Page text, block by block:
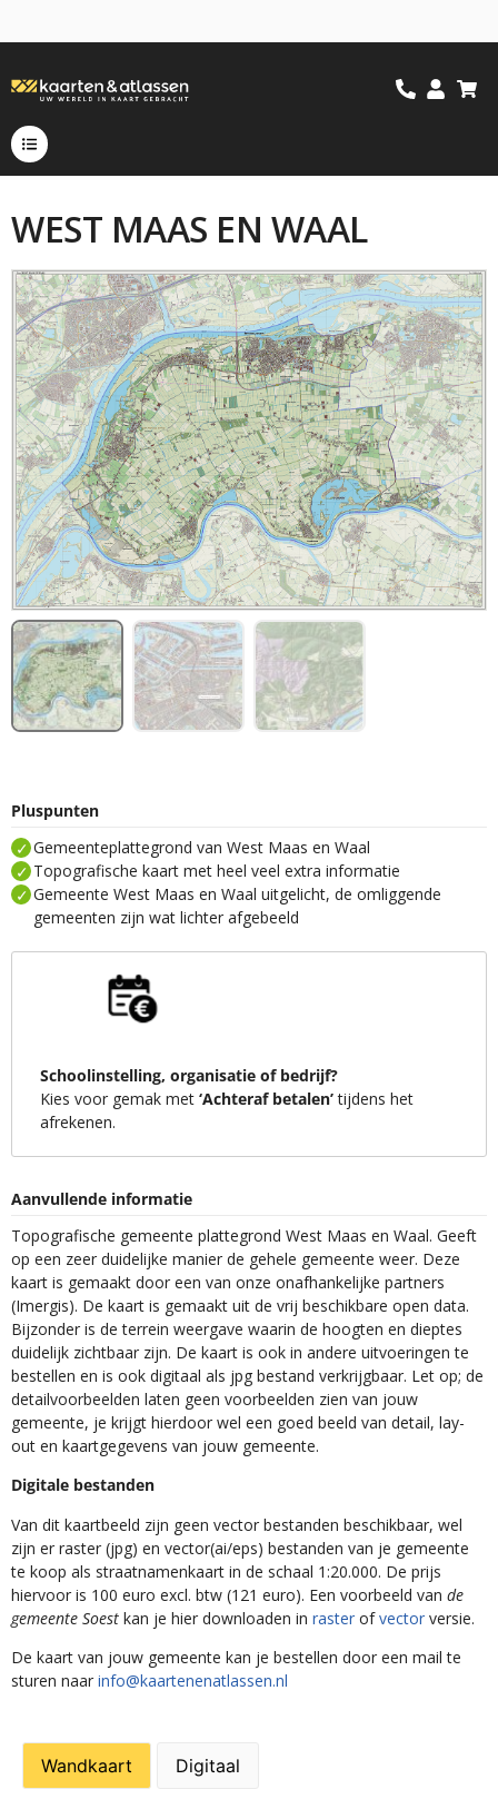
WEST MAAS EN WAAL
Pluspunten
Gemeenteplattegrond van West Maas en Waal
Topografische kaart met heel veel extra informatie
Gemeente West Maas en Waal uitgelicht, de omliggende
gemeenten zijn wat lichter afgebeeld
Schoolinstelling, organisatie of bedrijf?
Kies voor gemak met ‘Achteraf betalen’tijdens het
afrekenen.
Aanvullende informatie
Topografische gemeente plattegrond West Maas en Waal. Geeft
op een zeer duidelijke manier de gehele gemeente weer. Deze
kaart is gemaakt door een van onze onafhankelijke partners
(Imergis). De kaart is gemaakt uit de vrij beschikbare open data.
Bijzonder is de terrein weergave waarin de hoogten en dieptes
duidelijk zichtbaar zijn. De kaart is ook in andere uitvoeringen te
bestellen en is ook digitaal als jpg bestand verkrijgbaar. Let op; de
detailvoorbeelden laten geen voorbeelden zien van jouw
gemeente, je krijgt hierdoor wel een goed beeld van detail, lay-
out en kaartgegevens van jouw gemeente.
Digitale bestanden
Van dit kaartbeeld zijn geen vector bestanden beschikbaar, wel
zijn er raster (jpg) en vector(ai/eps) bestanden van je gemeente
te koop als straatnamenkaart in de schaal 1:20.000. De prijs
hiervoor is 100 euro excl. btw (121 euro). Een voorbeeld van de
gemeente Soest kan je hier downloaden in raster ofvector versie.
De kaart van jouw gemeente kan je bestellen door een mail te
sturen naar info@kaartenenatlassen.nl
Wandkaart Digitaal